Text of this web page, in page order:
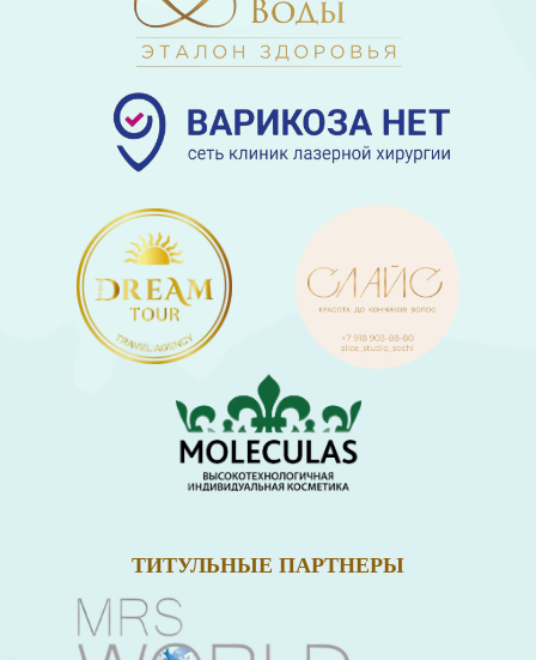
ТИТУЛЬНЫЕ ПАРТНЕРЫ